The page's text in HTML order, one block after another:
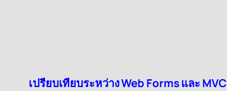
เปรียบเทียบระหว่าง Web Forms และ MVC